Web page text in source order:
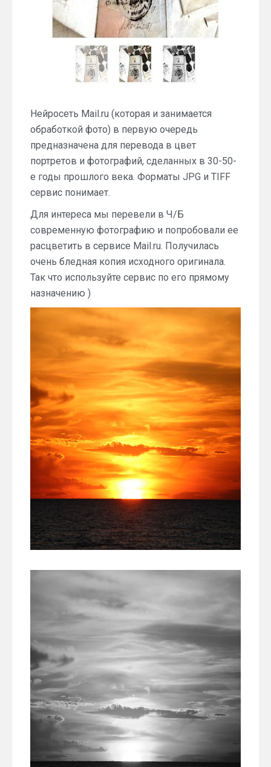
Нейросеть Mail.ru (которая и занимается
обработкой фото) в первую очередь
предназначена для перевода в цвет
портретов и фотографий, сделанных в 30-50-
е годы прошлого века. Форматы JPG и TIFF
сервис понимает.
Для интереса мы перевели в Ч/Б
современную фотографию и попробовали ее
расцветить в сервисе Mail.ru. Получилась
очень бледная копия исходного оригинала.
Так что используйте сервис по его прямому
назначению )